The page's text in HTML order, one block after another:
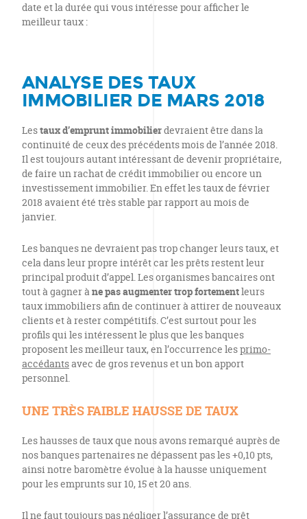
date et la durée qui vous intéresse pour afficher le
meilleur taux :
ANALYSE DES TAUX
IMMOBILIER DE MARS 2018
Lestaux d’emprunt immobilierdevraient être dans la
continuité de ceux des précédents mois de l’année 2018.
Il est toujours autant intéressant de devenir propriétaire,
de faire un rachat de crédit immobilier ou encore un
investissement immobilier. En effet les taux de février
2018 avaient été très stable par rapport au mois de
janvier.
Les banques ne devraient pas trop changer leurs taux, et
cela dans leur propre intérêt car les prêts restent leur
principal produit d’appel. Les organismes bancaires ont
tout à gagner àne pas augmenter trop fortementleurs
taux immobiliers afin de continuer à attirer de nouveaux
clients et à rester compétitifs. C’est surtout pour les
profils qui les intéressent le plus que les banques
proposent les meilleur taux, en l’occurrence lesprimo-
accédantsavec de gros revenus et un bon apport
personnel.
UNE TRÈS FAIBLE HAUSSE DE TAUX
Les hausses de taux que nous avons remarqué auprès de
nos banques partenaires ne dépassent pas les +0,10 pts,
ainsi notre baromètre évolue à la hausse uniquement
pour les emprunts sur 10, 15 et 20 ans.
Il ne faut toujours pas négliger l’assurance de prêt